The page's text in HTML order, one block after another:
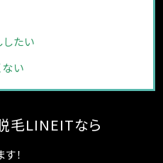
たい
い
毛LINEITなら
！